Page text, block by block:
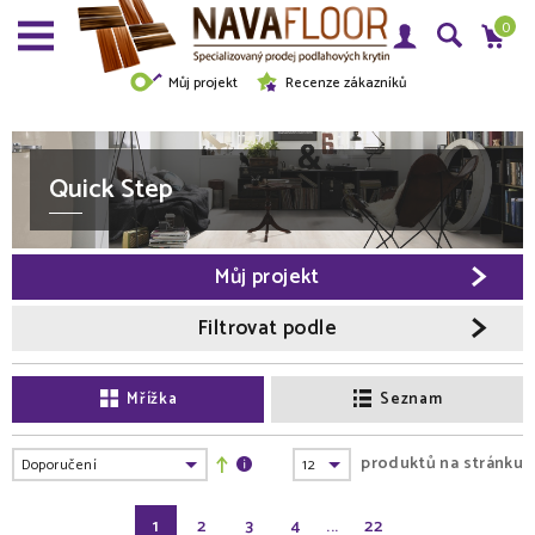
Můj projekt Recenze zákazníků
0
Quick Step
Filtrovat podle
Můj projekt
Mřížka Seznam
1 2 3 4 ... 22
produktů na stránku